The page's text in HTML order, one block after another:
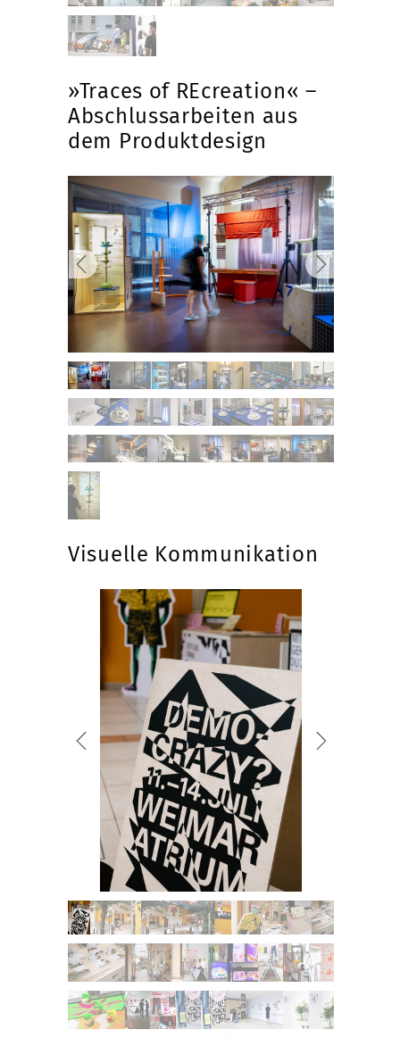
»Traces of REcreation« –
Abschlussarbeiten aus
dem Produktdesign
Visuelle Kommunikation